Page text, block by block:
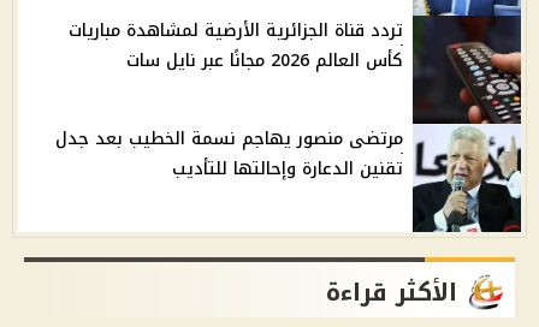
تردد قناة الجزائرية الأرضية لمشاهدة مباريات
كأس العالم 2026 مجانًا عبر نايل سات
مرتضى منصور يهاجم نسمة الخطيب بعد جدل
تقنين الدعارة وإحالتها للتأديب
الأكثر قراءة